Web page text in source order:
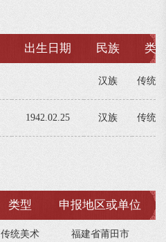
出生日期 民族 类
汉族 传统
1942.02.25 汉族 传统
类型 申报地区或单位
传统美术 福建省莆田市